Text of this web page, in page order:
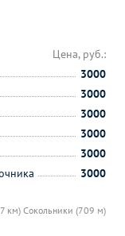
км) Сокольники (709 м)
Цена, руб.:
3000
3000
3000
3000
3000
3000